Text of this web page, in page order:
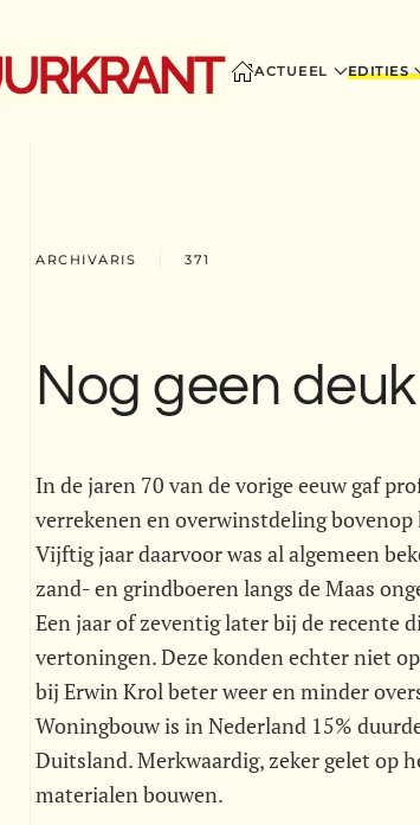
ACTUEEL EDITIES
ARCHIVARIS 371
Nog geen
In de jaren 70 van de vorige eeuw gaf
verrekenen en overwinstdeling
Vijftig jaar daarvoor was al algemeen
zand- en grindboeren langs de Maas
Een jaar of zeventig later bij de recente
vertoningen. Deze konden echter niet
bij Erwin Krol beter weer en minder
Woningbouw is in Nederland 15%
Duitsland. Merkwaardig, zeker gelet op
materialen bouwen.